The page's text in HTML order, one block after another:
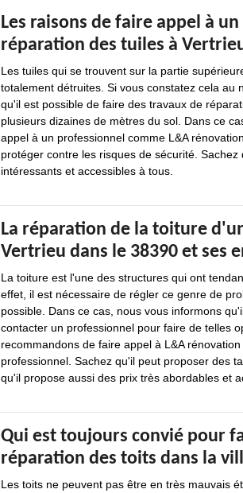
Les raisons de faire appel à
réparation des tuiles à
Les tuiles qui se trouvent sur la partie
totalement détruites. Si vous constatez cela au
qu'il est possible de faire des travaux de
plusieurs dizaines de mètres du sol. Dans ce
appel à un professionnel comme L&A
protéger contre les risques de sécurité.
intéressants et accessibles à tous.
La réparation de la toiture
Vertrieu dans le 38390 et ses
La toiture est l'une des structures qui ont
effet, il est nécessaire de régler ce genre de
possible. Dans ce cas, nous vous informons
contacter un professionnel pour faire de telles
recommandons de faire appel à L&A
professionnel. Sachez qu'il peut proposer des
qu'il propose aussi des prix très abordables et
Qui est toujours convié pour
réparation des toits dans la
Les toits ne peuvent pas être en très mauvais